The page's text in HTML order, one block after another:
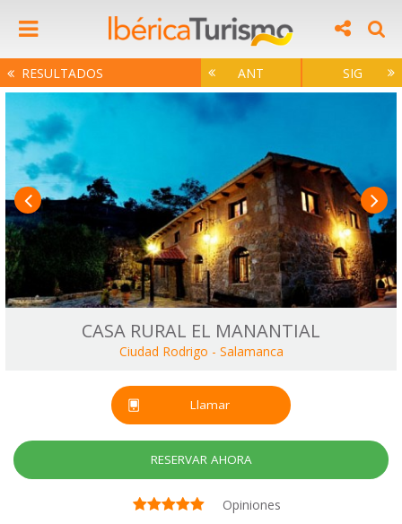
RESULTADOS ANT SIG
CASA RURAL EL MANANTIAL
Ciudad Rodrigo - Salamanca
Llamar
RESERVAR AHORA
Opiniones